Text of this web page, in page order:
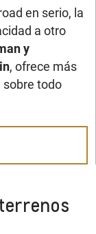
en serio, la
a otro
y
, ofrece más
sobre todo